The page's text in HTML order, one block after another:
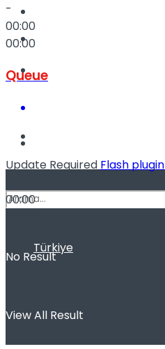
Kadınca
Türkiye
Podcast
No Result
View All Result
-
00:00
00:00
Queue
Update Required Flash plugin
00:00